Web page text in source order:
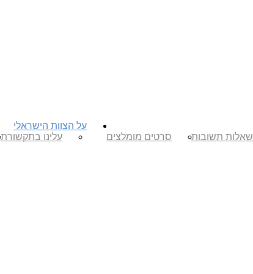
שאלות תשובות סרטים מומלצים
על הצוות הישראלי
עלינו בתקשורת